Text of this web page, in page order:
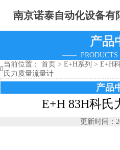
南京诺泰自动化设备有
产品
——

当前位置： 首页 > E+H系列 > E+H
氏力质量流量计
产品
E+H 83H科氏
更新时间：